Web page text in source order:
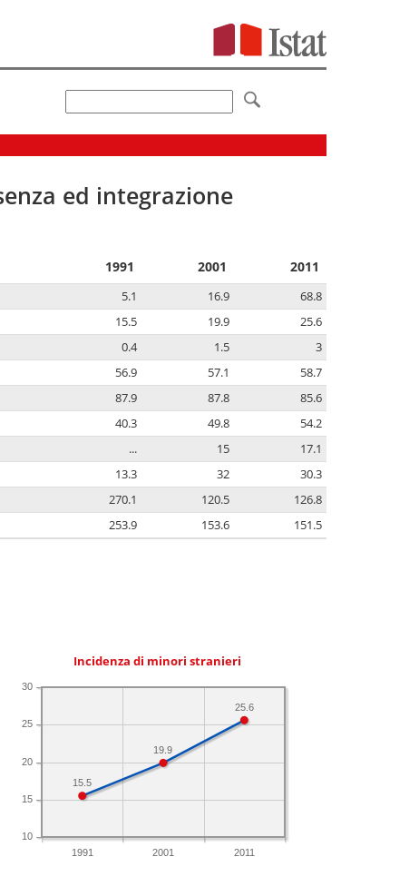
ed integrazione
1991 2001 2011
5.1 16.9
68.8
15.5 19.9
25.6
0.4 1.5
3
56.9 57.1
58.7
87.9 87.8
85.6
40.3 49.8
54.2
... 15
17.1
13.3 32
30.3
270.1 120.5
126.8
253.9 153.6 151.5
Incidenza di minori stranieri
1991 2001 2011
10
15
20
25
30
25.6
19.9
15.5